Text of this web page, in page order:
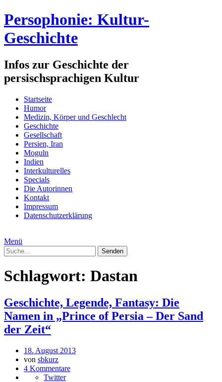
Persophonie: Kultur-
Geschichte
Infos zur Geschichte der
persischsprachigen Kultur
Startseite
Humor
Medizin, Körper und Geschlecht
Geschichte
Gesellschaft
Persien, Iran
Moguln
Indien
Interkulturelles
Specials
Die Autorinnen
Kontakt
Impressum
Datenschutzerklärung
Menü
Schlagwort: Dastan
Geschichte, Legende, Fantasy: Die
Namen in „Prince of Persia – Der Sand
der Zeit“
18. August 2013
von sbkurz
4 Kommentare
Twitter